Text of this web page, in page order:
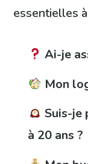
essentielles
Ai-je
Mon
Suis-je
à 20 ans ?